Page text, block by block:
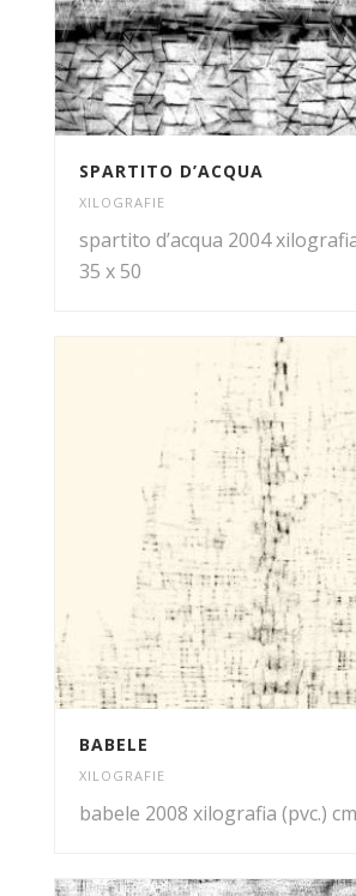
SPARTITO D’ACQUA
XILOGRAFIE
spartito d’acqua 2004
35 x 50
BABELE
XILOGRAFIE
babele 2008 xilografia (pvc.)